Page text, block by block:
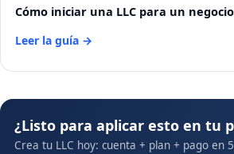
Cómo iniciar una LLC para un
Leer la guía →
¿Listo para aplicar esto en tu
Crea tu LLC hoy: cuenta + plan + pago en